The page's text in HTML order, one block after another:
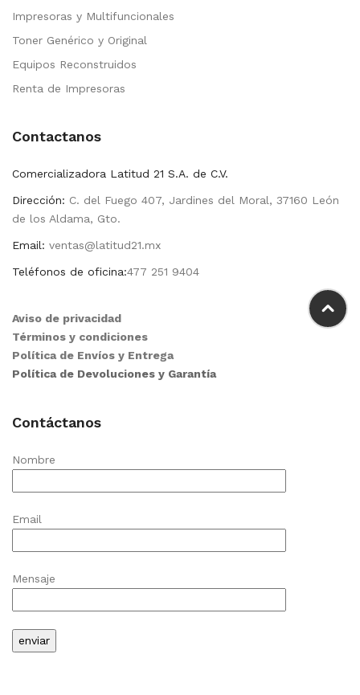
Impresoras y Multifuncionales
Toner Genérico y Original
Equipos Reconstruidos
Renta de Impresoras
Contactanos
Comercializadora Latitud 21 S.A. de C.V.
Dirección: C. del Fuego 407, Jardines del Moral, 37160 León
de los Aldama, Gto.
Email: ventas@latitud21.mx
Teléfonos de oficina:477 251 9404
Aviso de privacidad
Términos y condiciones
Política de Envíos y Entrega
Política de Devoluciones y Garantía
Contáctanos
Nombre
Email
Mensaje